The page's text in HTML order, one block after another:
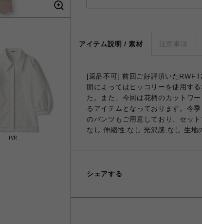
IVR
アイテム説明 / 素材 注意事項
[返品不可] 前回ご好評頂いた
開によってはヒッコリーを使用す
た。また、今回は花柄のカットワ
るアイテムとなっております。今
のパンツもご用意しており、セッ
なし 伸縮性;なし 光沢感;なし 生地
シェアする